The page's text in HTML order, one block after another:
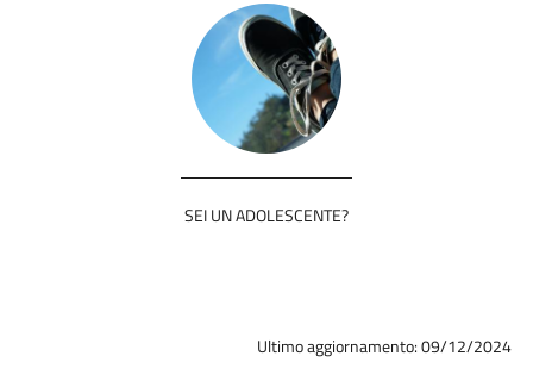
SEI UN ADOLESCENTE?
Ultimo aggiornamento: 09/12/2024